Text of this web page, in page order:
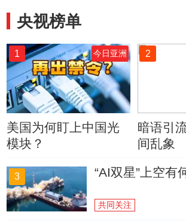
央视榜单
1 今日亚洲
美国为何盯上中国光
模块？
2
暗语引
间乱象
3 “AI双星”上空有
共同关注